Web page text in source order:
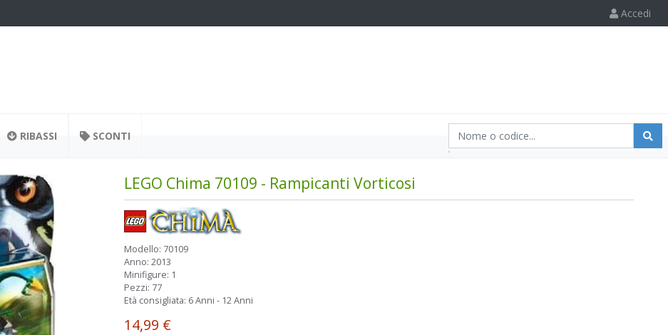
Accedi
RIBASSI SCONTI
LEGO Chima 70109 - Rampicanti Vorticosi
Modello: 70109
Anno: 2013
Minifigure: 1
Pezzi: 77
Età consigliata: 6 Anni - 12 Anni
14,99 €